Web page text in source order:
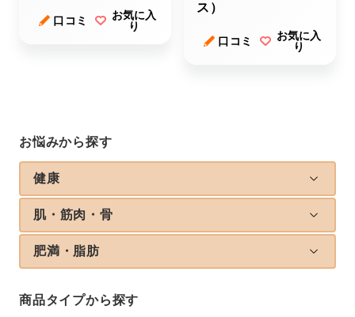
お悩みから探す
健康
肌・筋肉・骨
肥満・脂肪
商品タイプから探す
口コミ
お気に入
り
ス）
口コミ
お気に入
り